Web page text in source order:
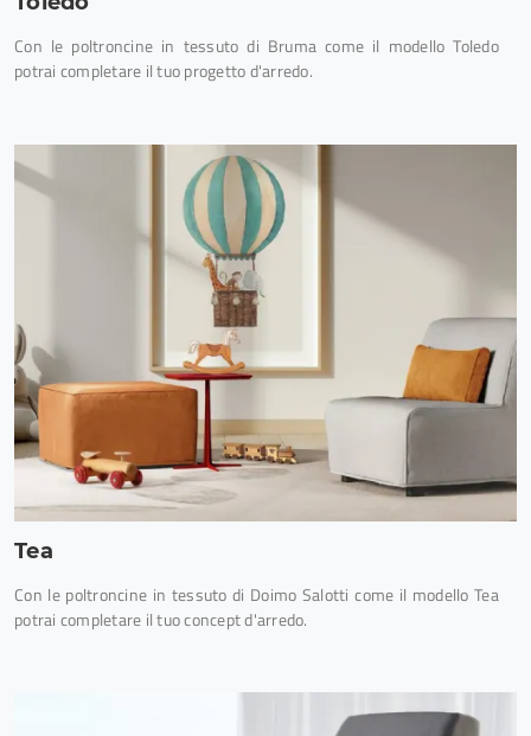
Con le poltroncine in tessuto di Bruma come il modello Toledo
potrai completare il tuo progetto d'arredo.
Tea
Con le poltroncine in tessuto di Doimo Salotti come il modello Tea
potrai completare il tuo concept d'arredo.